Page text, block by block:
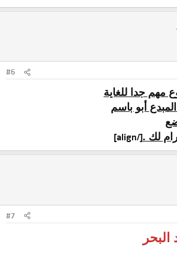
#6
مهم جدا للغاية
أبو باسم
لك .[/align]
#7
البحر